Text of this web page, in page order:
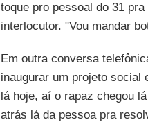
toque pro pessoal do 31
interlocutor. "Vou mandar
Em outra conversa
inaugurar um projeto social
lá hoje, aí o rapaz chegou
atrás lá da pessoa pra